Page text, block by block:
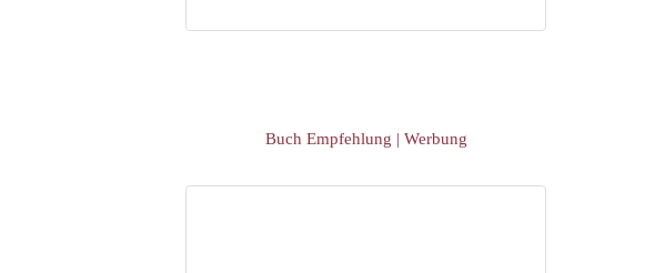
Buch Empfehlung | Werbung